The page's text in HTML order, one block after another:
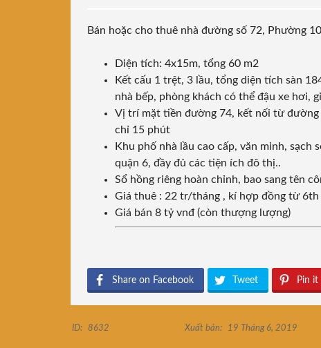
Bán hoặc cho thuê nhà đường số 72, Phường
Diện tích: 4x15m, tổng 60 m2
Kết cấu 1 trệt, 3 lầu, tổng diện tích sàn
nhà bếp, phòng khách có thể đậu xe hơi,
Vị trí mặt tiền đường 74, kết nối từ đường
chỉ 15 phút
Khu phố nhà lầu cao cấp, văn minh, sạch
quận 6, đầy đủ các tiện ích đô thị..
Sổ hồng riêng hoàn chỉnh, bao sang tên
Giá thuê : 22 tr/tháng , kí hợp đồng từ
Giá bán 8 tỷ vnđ (còn thượng lượng)
Share on Facebook Tweet Pin it
ID: 8632 Xuất bản: 19 Tháng 6, 2019